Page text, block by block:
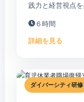
践力と経営視点
６時間
詳細を見る
ダイバーシティ研修